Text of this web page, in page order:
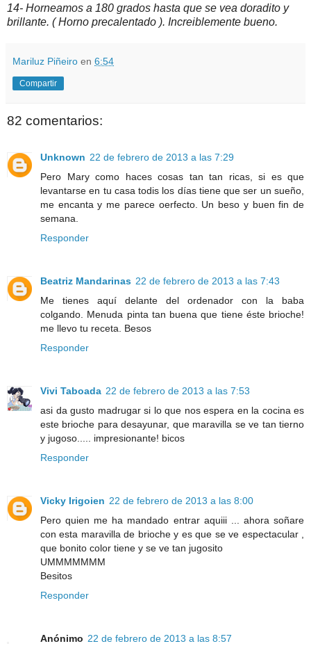
14- Horneamos a 180 grados hasta que se vea doradito y
brillante. ( Horno precalentado ). Increiblemente bueno.
Mariluz Piñeiro en 6:54
Compartir
82 comentarios:
Unknown 22 de febrero de 2013 a las 7:29
Pero Mary como haces cosas tan tan ricas, si es que
levantarse en tu casa todis los días tiene que ser un sueño,
me encanta y me parece oerfecto. Un beso y buen fin de
semana.
Responder
Beatriz Mandarinas 22 de febrero de 2013 a las 7:43
Me tienes aquí delante del ordenador con la baba
colgando. Menuda pinta tan buena que tiene éste brioche!
me llevo tu receta. Besos
Responder
Vivi Taboada 22 de febrero de 2013 a las 7:53
asi da gusto madrugar si lo que nos espera en la cocina es
este brioche para desayunar, que maravilla se ve tan tierno
y jugoso..... impresionante! bicos
Responder
Vicky Irigoien 22 de febrero de 2013 a las 8:00
Pero quien me ha mandado entrar aquiii ... ahora soñare
con esta maravilla de brioche y es que se ve espectacular ,
que bonito color tiene y se ve tan jugosito
UMMMMMMM
Besitos
Responder
Anónimo 22 de febrero de 2013 a las 8:57